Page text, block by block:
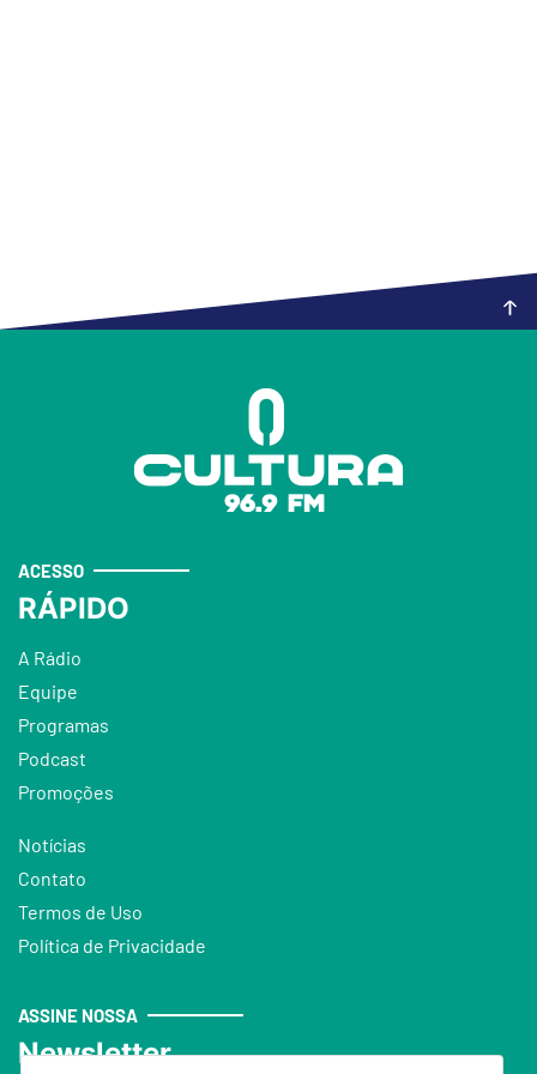
ACESSO
RÁPIDO
A Rádio
Equipe
Programas
Podcast
Promoções
Notícias
Contato
Termos de Uso
Política de Privacidade
ASSINE NOSSA
Newsletter